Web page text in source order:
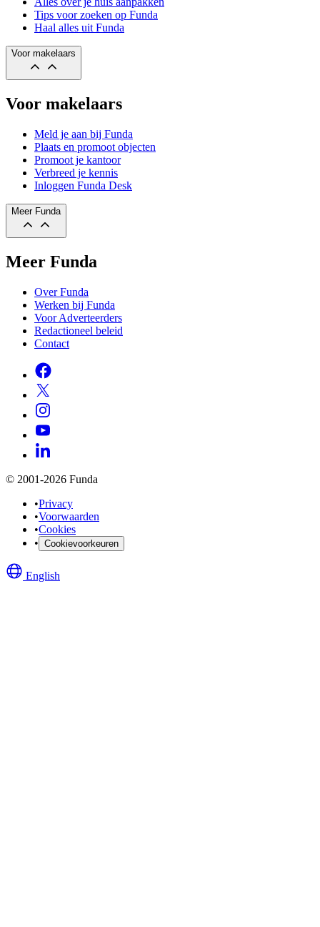
Tips voor zoeken op Funda
Haal alles uit Funda
Voor makelaars
Voor makelaars
Meld je aan bij Funda
Plaats en promoot objecten
Promoot je kantoor
Verbreed je kennis
Inloggen Funda Desk
Meer Funda
Meer Funda
Over Funda
Werken bij Funda
Voor Adverteerders
Redactioneel beleid
Contact
© 2001-2026 Funda
•Privacy
•Voorwaarden
•Cookies
• Cookievoorkeuren
English